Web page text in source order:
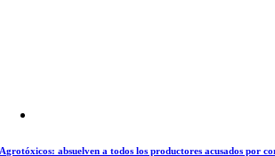
Agrotóxicos: absuelven a todos los productores acusados por